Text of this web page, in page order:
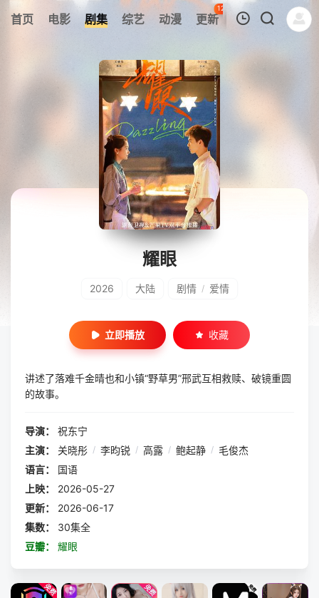
首页 电影 剧集 综艺 动漫 更新
120
热榜 APP
暂无观看影片的记录
耀眼
2026 大陆 剧情 / 爱情
立即播放 收藏
讲述了落难千金晴也和小镇“野草男”邢武互相救赎、破镜重圆
的故事。
导演：
祝东宁
主演：
关晓彤 / 李昀锐 / 高露 / 鲍起静 / 毛俊杰
语言：
国语
上映：
2026-05-27
更新：
2026-06-17
集数：
30集全
豆瓣：
耀眼